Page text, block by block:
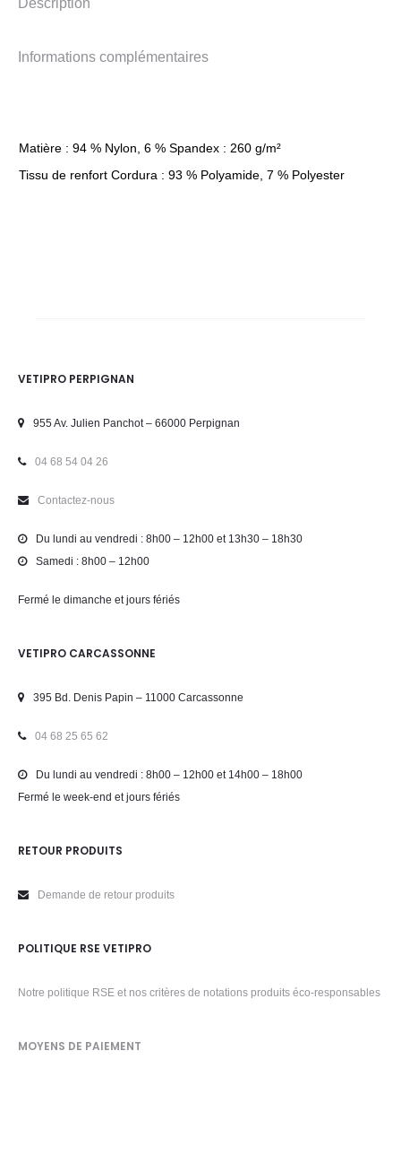
Description
Informations complémentaires
Matière : 94 % Nylon, 6 % Spandex : 260 g/m²
Tissu de renfort Cordura : 93 % Polyamide, 7 % Polyester
VETIPRO PERPIGNAN
955 Av. Julien Panchot – 66000 Perpignan
04 68 54 04 26
Contactez-nous
Du lundi au vendredi : 8h00 – 12h00 et 13h30 – 18h30
Samedi : 8h00 – 12h00
Fermé le dimanche et jours fériés
VETIPRO CARCASSONNE
395 Bd. Denis Papin – 11000 Carcassonne
04 68 25 65 62
Du lundi au vendredi : 8h00 – 12h00 et 14h00 – 18h00
Fermé le week-end et jours fériés
RETOUR PRODUITS
Demande de retour produits
POLITIQUE RSE VETIPRO
Notre politique RSE et nos critères de notations produits éco-responsables
MOYENS DE PAIEMENT